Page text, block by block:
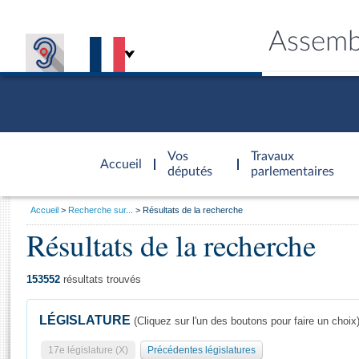
Accueil
d'accueil
Vos
députés
Travaux
parlementaires
Général
Vous
Accueil Recherche sur... Résultats de la recherche
Résultats de la recherche
153552 résultats trouvés
LÉGISLATURE (Cliquez sur l'un des boutons pour faire un choix)
17e législature (X) Précédentes législatures